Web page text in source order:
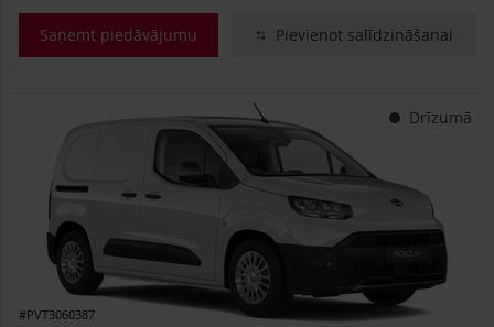
Saņemt piedāvājumu Pievienot salīdzināšanai
Drīzumā
#PVT3060387